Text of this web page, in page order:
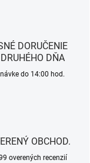
DORUČENIE
DŇA
do 14:00 hod.
OBCHOD.
overených recenzií